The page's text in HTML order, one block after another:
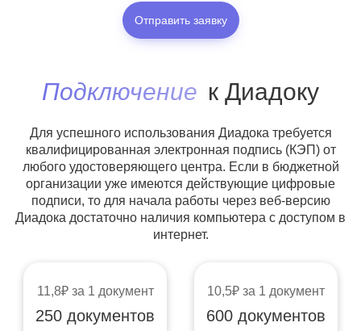
Отправить заявку
Подключение к Диадоку
Для успешного использования Диадока требуется
квалифицированная электронная подпись (КЭП) от
любого удостоверяющего центра. Если в бюджетной
организации уже имеются действующие цифровые
подписи, то для начала работы через веб-версию
Диадока достаточно наличия компьютера с доступом в
интернет.
11,8 за 1 документ
250 документов
10,5 за 1 документ
600 документов